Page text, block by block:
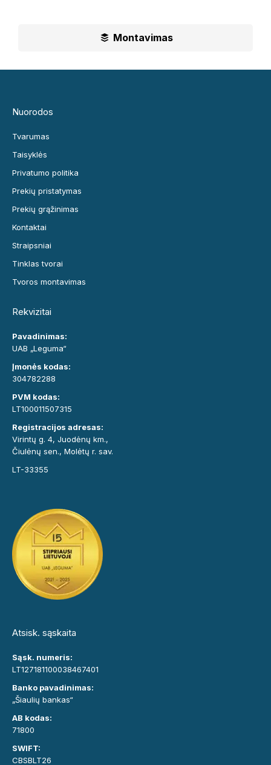
Montavimas
Nuorodos
Tvarumas
Taisyklės
Privatumo politika
Prekių pristatymas
Prekių grąžinimas
Kontaktai
Straipsniai
Tinklas tvorai
Tvoros montavimas
Rekvizitai
Pavadinimas:
UAB „Leguma“
Įmonės kodas:
304782288
PVM kodas:
LT100011507315
Registracijos adresas:
Virintų g. 4, Juodėnų km.,
Čiulėnų sen., Molėtų r. sav.
LT-33355
Atsisk. sąskaita
Sąsk. numeris:
LT127181100038467401
Banko pavadinimas:
„Šiaulių bankas“
AB kodas:
71800
SWIFT:
CBSBLT26